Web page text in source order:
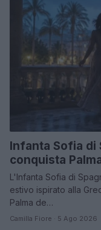
Infanta Sofia di
conquista
L'Infanta Sofia di
estivo ispirato alla
Palma de…
Camilla Fiore · 5 Ago 2026